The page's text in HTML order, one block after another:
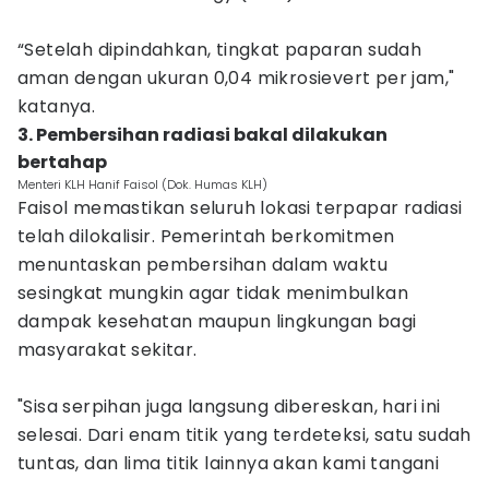
“Setelah dipindahkan, tingkat paparan sudah
aman dengan ukuran 0,04 mikrosievert per jam,"
katanya.
3. Pembersihan radiasi bakal dilakukan
bertahap
Menteri KLH Hanif Faisol (Dok. Humas KLH)
Faisol memastikan seluruh lokasi terpapar radiasi
telah dilokalisir. Pemerintah berkomitmen
menuntaskan pembersihan dalam waktu
sesingkat mungkin agar tidak menimbulkan
dampak kesehatan maupun lingkungan bagi
masyarakat sekitar.
"Sisa serpihan juga langsung dibereskan, hari ini
selesai. Dari enam titik yang terdeteksi, satu sudah
tuntas, dan lima titik lainnya akan kami tangani